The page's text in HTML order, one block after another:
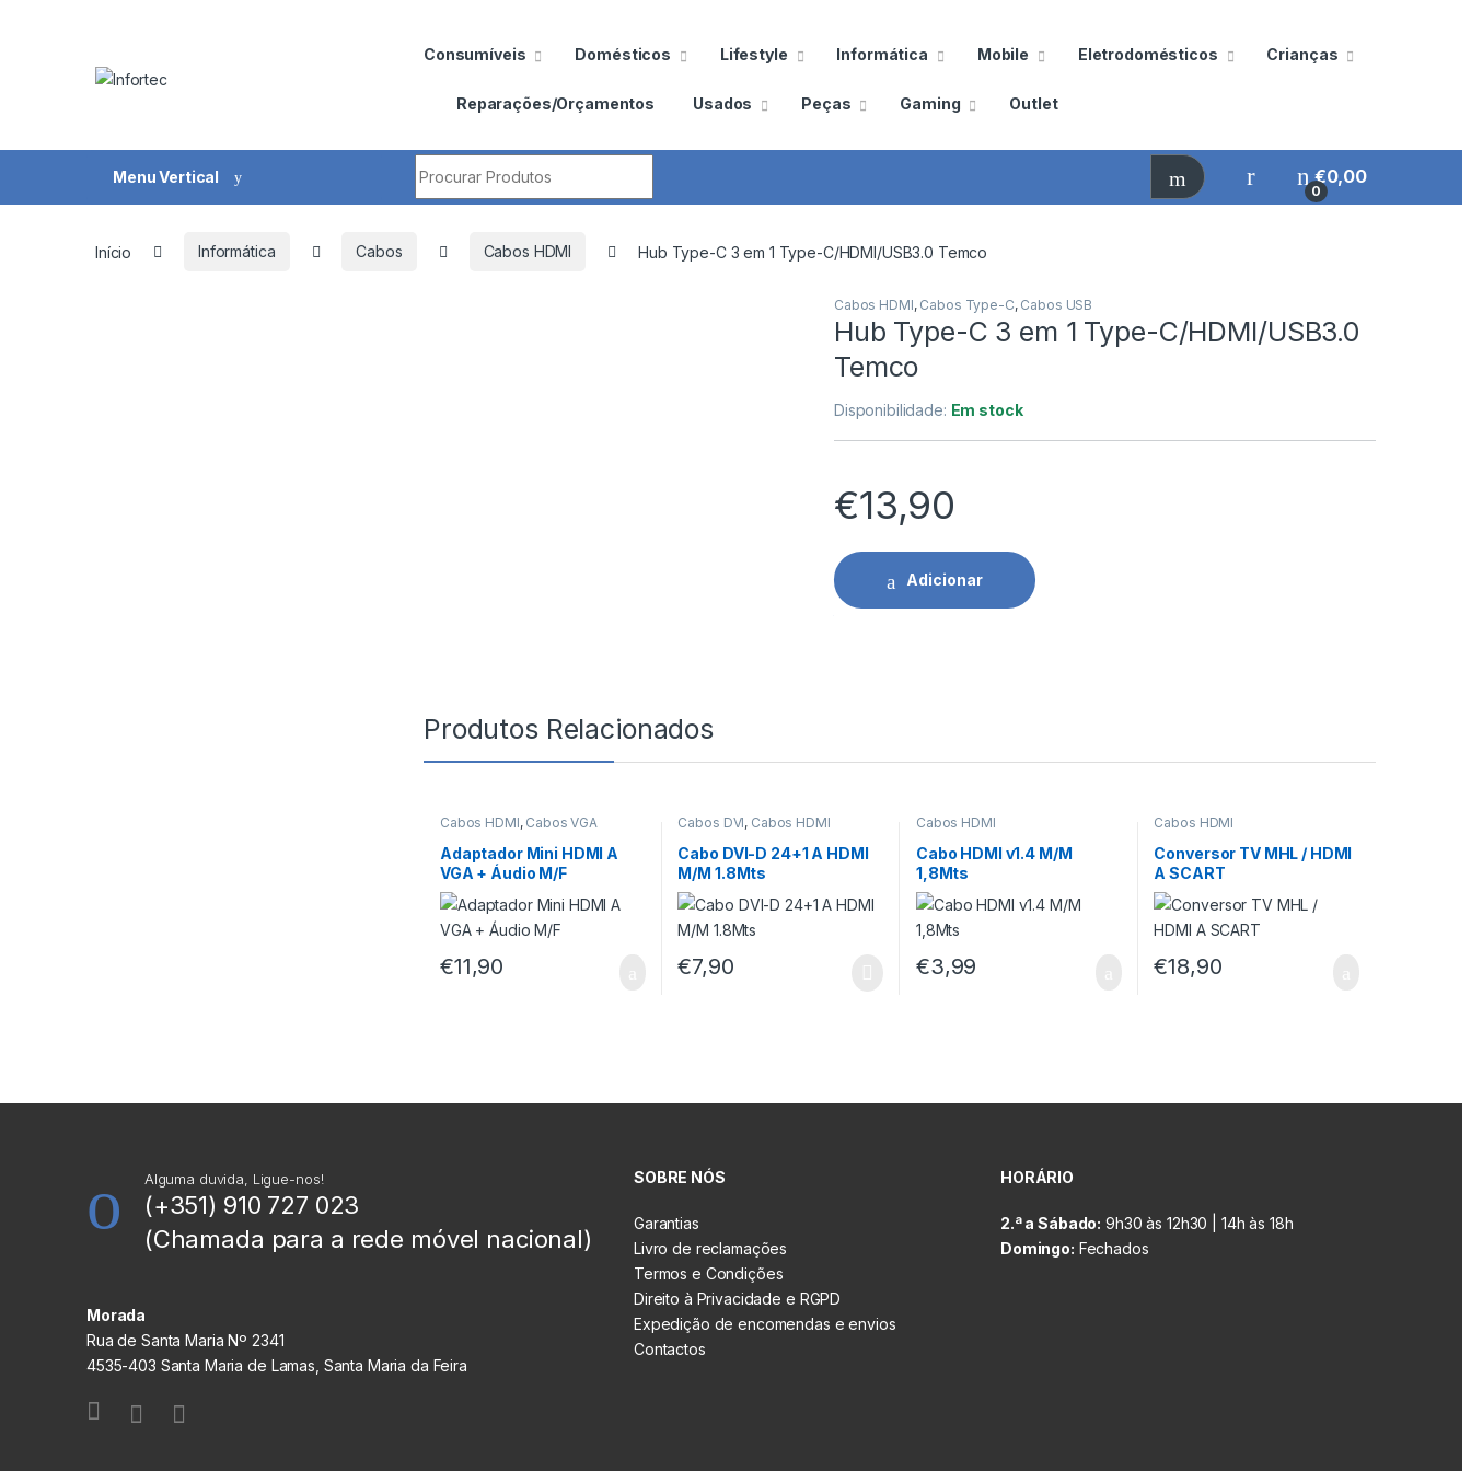
Consumíveis Domésticos Lifestyle Informática Mobile Eletrodomésticos Crianças
Reparações/Orçamentos Usados Peças Gaming Outlet
Menu Vertical
0
€0,00
Início Informática Cabos Cabos HDMI Hub Type-C 3 em 1 Type-C/HDMI/USB3.0 Temco
Cabos HDMI, Cabos Type-C, Cabos USB
Hub Type-C 3 em 1 Type-C/HDMI/USB3.0
Temco
Disponibilidade: Em stock
€13,90
Adicionar
Produtos Relacionados
Cabos HDMI, Cabos VGA
Adaptador Mini HDMI A
VGA + Áudio M/F
€11,90
Cabos DVI, Cabos HDMI
Cabo DVI-D 24+1 A HDMI
M/M 1.8Mts
€7,90
Cabos HDMI
Cabo HDMI v1.4 M/M
1,8Mts
€3,99
Cabos HDMI
Conversor TV MHL / HDMI
A SCART
€18,90
Alguma duvida, Ligue-nos!
(+351) 910 727 023
(Chamada para a rede móvel nacional)
Morada
Rua de Santa Maria Nº 2341
4535-403 Santa Maria de Lamas, Santa Maria da Feira
SOBRE NÓS
Garantias
Livro de reclamações
Termos e Condições
Direito à Privacidade e RGPD
Expedição de encomendas e envios
Contactos
HORÁRIO
2.ª a Sábado: 9h30 às 12h30 | 14h às 18h
Domingo: Fechados